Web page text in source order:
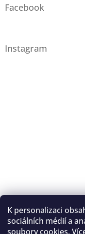
K personalizaci
sociálních médií a
soubory cookies.
Facebook
Instagram
Sledovat